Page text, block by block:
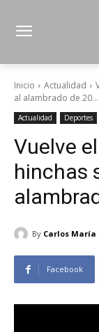
Inicio Actualidad
al alambrado de 20...
Actualidad Deportes
Vuelve
hinchas
By Carlos
Facebook